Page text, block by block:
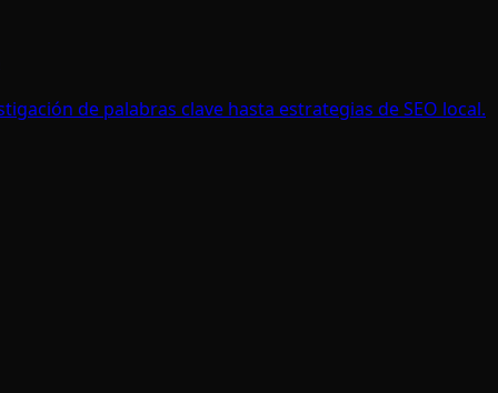
de palabras clave hasta estrategias de SEO local.